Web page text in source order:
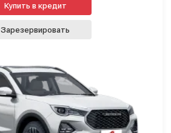
Купить в кредит
Зарезервировать